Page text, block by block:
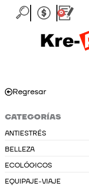
0
Carrito
Regresar
CATEGORÍAS
ANTIESTRÉS
BELLEZA
ECOLÓGICOS
EQUIPAJE-VIAJE